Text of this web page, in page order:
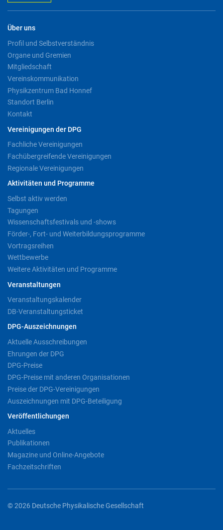
Über uns
Profil und Selbstverständnis
Organe und Gremien
Mitgliedschaft
Vereinskommunikation
Physikzentrum Bad Honnef
Standort Berlin
Kontakt
Vereinigungen der DPG
Fachliche Vereinigungen
Fachübergreifende Vereinigungen
Regionale Vereinigungen
Aktivitäten und Programme
Selbst aktiv werden
Tagungen
Wissenschaftsfestivals und -shows
Förder-, Fort- und Weiterbildungsprogramme
Vortragsreihen
Wettbewerbe
Weitere Aktivitäten und Programme
Veranstaltungen
Veranstaltungskalender
DB-Veranstaltungsticket
DPG-Auszeichnungen
Aktuelle Ausschreibungen
Ehrungen der DPG
DPG-Preise
DPG-Preise mit anderen Organisationen
Preise der DPG-Vereinigungen
Auszeichnungen mit DPG-Beteiligung
Veröffentlichungen
Aktuelles
Publikationen
Magazine und Online-Angebote
Fachzeitschriften
© 2026 Deutsche Physikalische Gesellschaft